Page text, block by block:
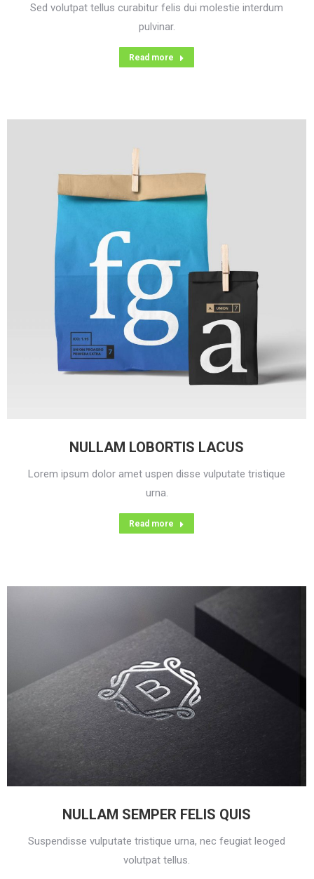
Sed volutpat tellus curabitur felis dui molestie interdum
pulvinar.
Read more
NULLAM LOBORTIS LACUS
Lorem ipsum dolor amet uspen disse vulputate tristique
urna.
Read more
NULLAM SEMPER FELIS QUIS
Suspendisse vulputate tristique urna, nec feugiat leoged
volutpat tellus.